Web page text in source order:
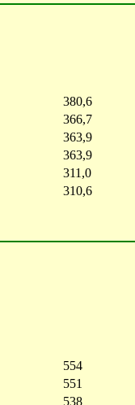
380,6
366,7
363,9
363,9
311,0
310,6
554
551
538